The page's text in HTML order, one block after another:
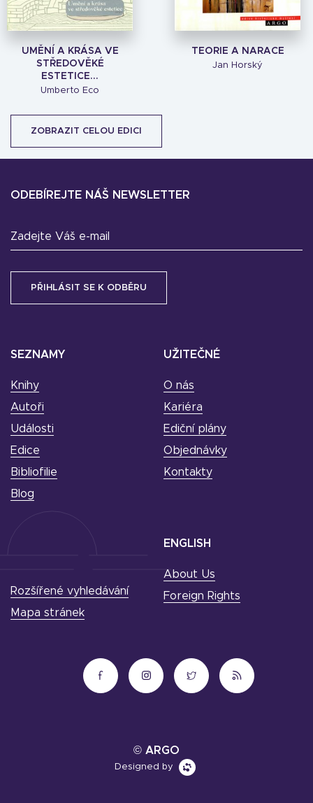
UMĚNÍ A KRÁSA VE
STŘEDOVĚKÉ
ESTETICE...
Umberto Eco
TEORIE A NARACE
Jan Horský
ZOBRAZIT CELOU EDICI
SEZNAMY
Knihy
Autoři
Události
Edice
Bibliofilie
Blog
UŽITEČNÉ
O nás
Kariéra
Ediční plány
Objednávky
Kontakty
ODEBÍREJTE NÁŠ NEWSLETTER
Zadejte Váš e-mail
ENGLISH
About Us
Foreign Rights
Rozšířené vyhledávání
Mapa stránek
© ARGO
Designed by